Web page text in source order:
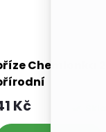
Chemlonka
Kč